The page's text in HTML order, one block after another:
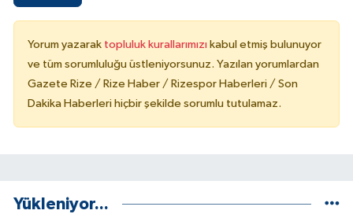
Yorum yazarak topluluk kurallarımızı kabul etmiş bulunuyor
ve tüm sorumluluğu üstleniyorsunuz. Yazılan yorumlardan
Gazete Rize / Rize Haber / Rizespor Haberleri / Son
Dakika Haberleri hiçbir şekilde sorumlu tutulamaz.
Yükleniyor...